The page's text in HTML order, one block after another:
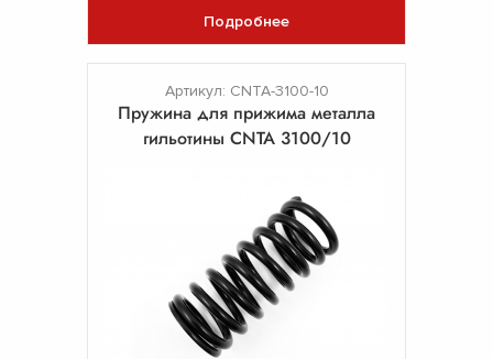
Подробнее
Артикул: CNTA-3100-10
Пружина для прижима металла
гильотины CNTA 3100/10